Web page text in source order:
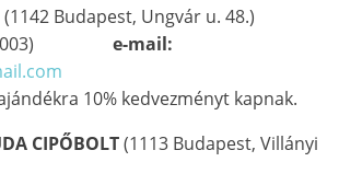
(1142 Budapest, Ungvár u. 48.)
2003) e-mail:
10% kedvezményt kapnak.
CIPŐBOLT(1113 Budapest, Villányi